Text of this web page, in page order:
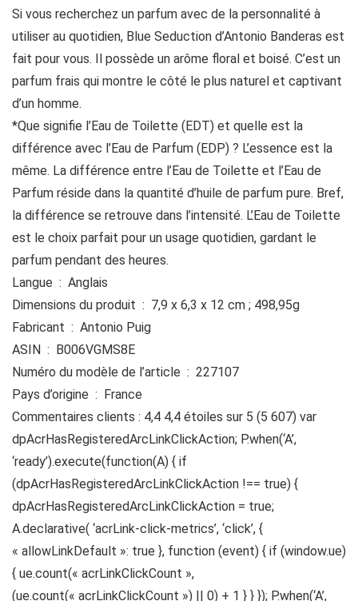
Si vous recherchez un parfum avec de la personnalité à
utiliser au quotidien, Blue Seduction d’Antonio Banderas est
fait pour vous. Il possède un arôme floral et boisé. C’est un
parfum frais qui montre le côté le plus naturel et captivant
d’un homme.
*Que signifie l’Eau de Toilette (EDT) et quelle est la
différence avec l’Eau de Parfum (EDP) ? L’essence est la
même. La différence entre l’Eau de Toilette et l’Eau de
Parfum réside dans la quantité d’huile de parfum pure. Bref,
la différence se retrouve dans l’intensité. L’Eau de Toilette
est le choix parfait pour un usage quotidien, gardant le
parfum pendant des heures.
Langue ‏ : ‎ Anglais
Dimensions du produit ‏ : ‎ 7,9 x 6,3 x 12 cm ; 498,95g
Fabricant ‏ : ‎ Antonio Puig
ASIN ‏ : ‎ B006VGMS8E
Numéro du modèle de l’article ‏ : ‎ 227107
Pays d’origine ‏ : ‎ France
Commentaires clients : 4,4 4,4 étoiles sur 5 (5 607) var
dpAcrHasRegisteredArcLinkClickAction; P.when(‘A’,
‘ready’).execute(function(A) { if
(dpAcrHasRegisteredArcLinkClickAction !== true) {
dpAcrHasRegisteredArcLinkClickAction = true;
A.declarative( ‘acrLink-click-metrics’, ‘click’, {
« allowLinkDefault »: true }, function (event) { if (window.ue)
{ ue.count(« acrLinkClickCount »,
(ue.count(« acrLinkClickCount ») || 0) + 1 } } }); P.when(‘A’,